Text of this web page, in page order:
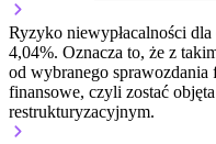
Ryzyko niewypłacalności
4,04%. Oznacza to, że z
od wybranego
finansowe, czyli zostać
restrukturyzacyjnym.